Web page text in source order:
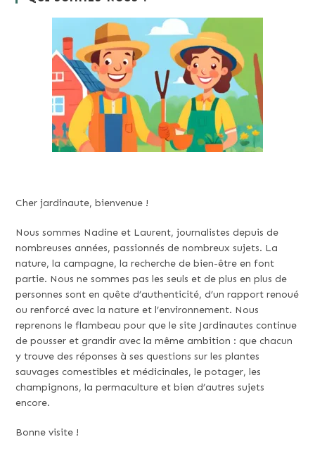
Cher jardinaute, bienvenue !
Nous sommes Nadine et Laurent, journalistes depuis de
nombreuses années, passionnés de nombreux sujets. La
nature, la campagne, la recherche de bien-être en font
partie. Nous ne sommes pas les seuls et de plus en plus de
personnes sont en quête d’authenticité, d’un rapport renoué
ou renforcé avec la nature et l’environnement. Nous
reprenons le flambeau pour que le site Jardinautes continue
de pousser et grandir avec la même ambition : que chacun
y trouve des réponses à ses questions sur les plantes
sauvages comestibles et médicinales, le potager, les
champignons, la permaculture et bien d’autres sujets
encore.
Bonne visite !